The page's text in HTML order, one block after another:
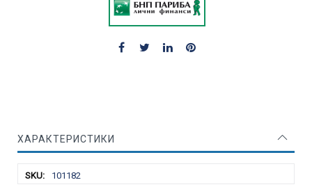
ХАРАКТЕРИСТИКИ
101182